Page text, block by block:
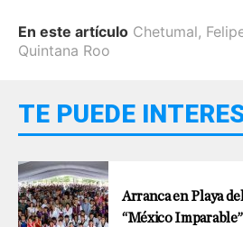
En este artículo Chetumal,
Quintana Roo
TE PUEDE
Arranca en Playa
“México Imparable”